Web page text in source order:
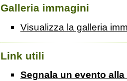
Galleria immagini
Visualizza la galleria
Link utili
Segnala un evento